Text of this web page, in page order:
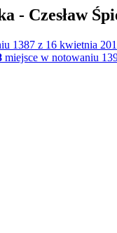
- Czesław
1387 z 16 kwietnia
miejsce w notowaniu